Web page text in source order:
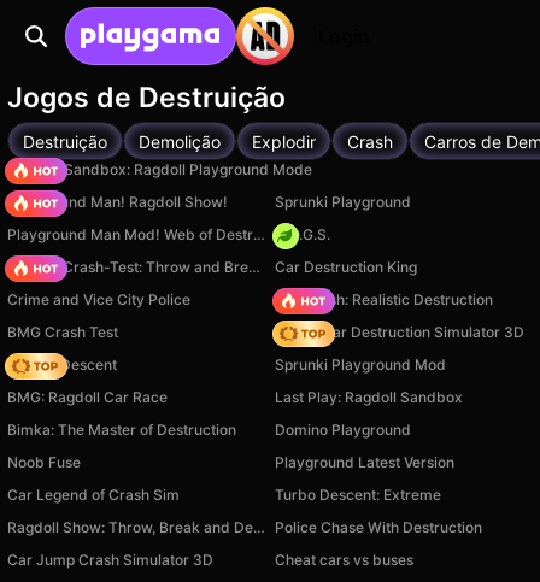
Jogos de Destruição
Destruição Demolição Explodir Crash Carros de
Sprunki Sandbox: Ragdoll Playground Mode
Playground Man! Ragdoll Show!
Sprunki Playground
Playground Man Mod! Web of Destruction! H.O.G.S.
Ragdoll Crash-Test: Throw and Break!
Car Destruction King
Crime and Vice City Police
Car Crush: Realistic Destruction
BMG Crash Test
Online Car Destruction Simulator 3D
Deadly Descent
Sprunki Playground Mod
BMG: Ragdoll Car Race
Last Play: Ragdoll Sandbox
Bimka: The Master of Destruction
Domino Playground
Noob Fuse
Playground Latest Version
Car Legend of Crash Sim
Turbo Descent: Extreme
Ragdoll Show: Throw, Break and Destroy!
Police Chase With Destruction
Car Jump Crash Simulator 3D
Cheat cars vs buses